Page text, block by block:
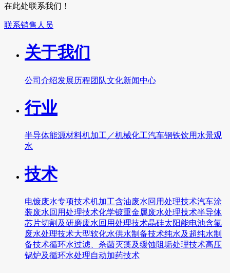
在此处联系我们！
联系销售人员
关于我们
公司介绍发展历程团队文化新闻中心
行业
半导体能源材料机加工／机械化工汽车钢铁饮用水景观
水
技术
电镀废水专项技术机加工含油废水回用处理技术汽车涂
装废水回用处理技术化学镀重金属废水处理技术半导体
芯片切割及研磨废水回用处理技术晶硅太阳能电池含氟
废水处理技术大型软化水供水制备技术纯水及超纯水制
备技术循环水过滤、杀菌灭藻及缓蚀阻垢处理技术高压
锅炉及循环水处理自动加药技术